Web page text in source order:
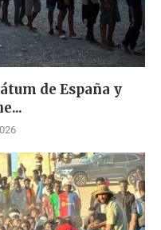
de España y